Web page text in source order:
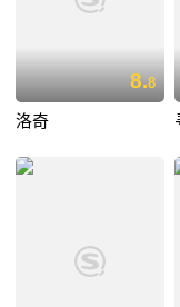
8.8
洛奇